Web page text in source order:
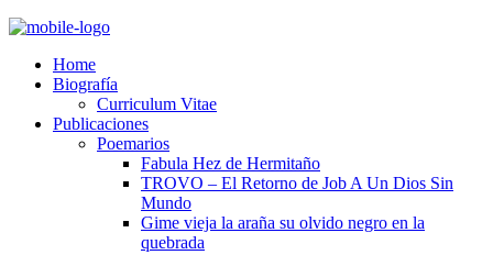
Home
Biografía
Curriculum Vitae​
Publicaciones
Poemarios
Fabula Hez de Hermitaño
TROVO – El Retorno de Job A Un Dios Sin
Mundo
Gime vieja la araña su olvido negro en la
quebrada